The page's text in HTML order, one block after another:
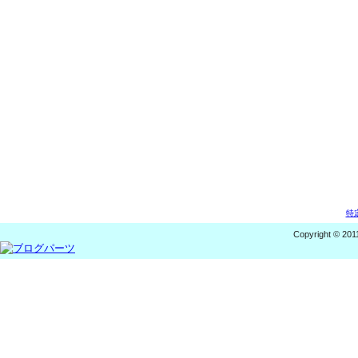
特
Copyright © 201